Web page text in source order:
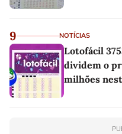
9 NOTÍCIAS
Lotofácil
dividem o
milhões